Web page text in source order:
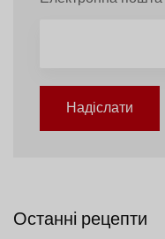
Надіслати
Останні рецепти